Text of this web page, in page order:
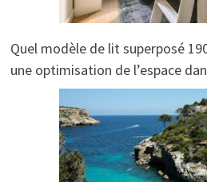
Quel modèle de lit superposé
une optimisation de l’espace